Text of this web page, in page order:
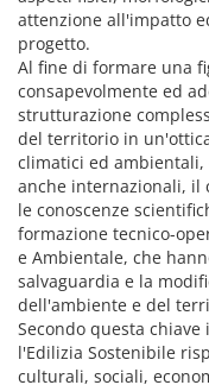
attenzione all'impatto
progetto.
Al fine di formare una
consapevolmente ed
strutturazione
del territorio in
climatici ed
anche internazionali, il
le conoscenze
formazione tecnico-
e Ambientale, che
salvaguardia e la
dell'ambiente e del
Secondo questa
l'Edilizia Sostenibile
culturali, sociali,